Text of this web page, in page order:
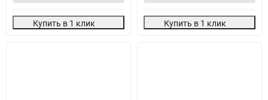
Купить в 1 клик Купить в 1 клик